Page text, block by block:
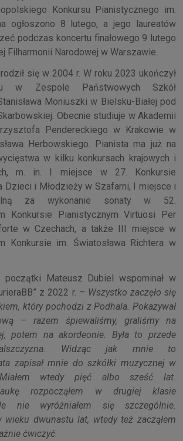
Konkursu Pianistycznego im.
ogłoszono 8 lutego, a jego laureatów
podczas koncertu finałowego 9 lutego
Filharmonii Narodowej w Warszawie.
się w 2004 r. W roku 2023 ukończył
w Zespole Państwowych Szkół
Moniuszki w Bielsku-Białej pod
Obecnie studiuje w Akademii
Pendereckiego w Krakowie w
Herbowskiego. Pianista ma już na
w kilku konkursach krajowych i
m. in. I miejsce w 27. Konkursie
Dzieci i Młodzieży w Szafarni, I miejsce i
za wykonanie sonaty w 52.
Konkursie Pianistycznym Virtuosi Per
w Czechach, a także III miejsce w
Konkursie im. Światosława Richtera w
początki Mateusz Dubiel wspominał w
z 2022 r. – Wszystko zaczęło się
który pochodzi z Podhala. Pokazywał
– razem śpiewaliśmy, graliśmy na
potem na akordeonie. Była to przede
Widząc jak mnie to
zapisał mnie do szkółki muzycznej w
Miałem wtedy pięć albo sześć lat.
rozpocząłem w drugiej klasie
nie wyróżniałem się szczególnie.
wieku dwunastu lat, wtedy też zacząłem
ćwiczyć.